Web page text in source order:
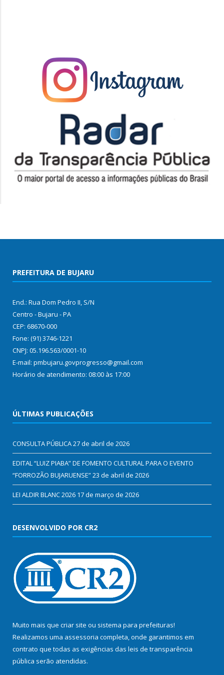
PREFEITURA DE BUJARU
End.: Rua Dom Pedro II, S/N
Centro - Bujaru - PA
CEP: 68670-000
Fone: (91) 3746-1221
CNPJ: 05.196.563/0001-10
E-mail: pmbujaru.govprogresso@gmail.com
Horário de atendimento: 08:00 às 17:00
ÚLTIMAS PUBLICAÇÕES
CONSULTA PÚBLICA27 de abril de 2026
EDITAL “LUIZ PIABA” DE FOMENTO CULTURAL PARA O EVENTO
“FORROZÃO BUJARUENSE”23 de abril de 2026
LEI ALDIR BLANC 2026 17 de março de 2026
DESENVOLVIDO POR CR2
Muito mais que criar site ou sistema para prefeituras!
Realizamos uma assessoria completa, onde garantimos em
contrato que todas as exigências das leis de transparência
pública serão atendidas.